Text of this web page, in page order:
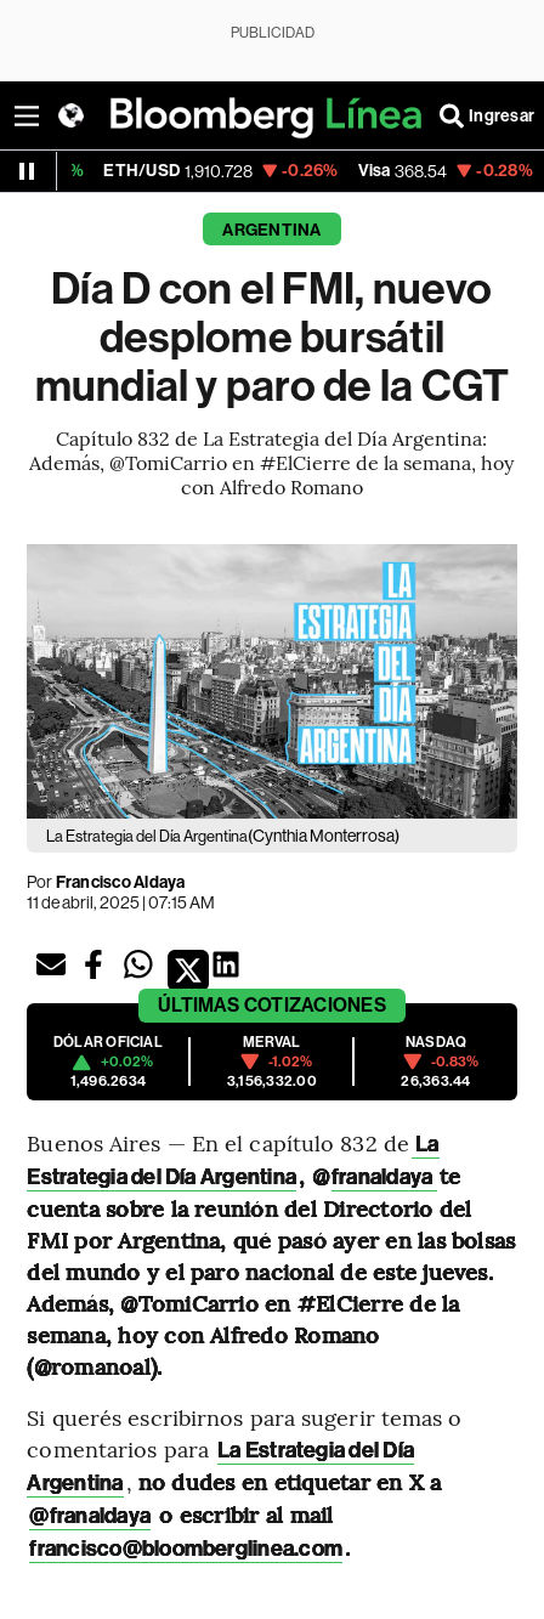
PUBLICIDAD
Ingresar
ETH/USD 1,910.728 -0.26% Visa 368.54 -0.28%
ARGENTINA
Día D con el FMI, nuevo
desplome bursátil
mundial y paro de la CGT
Capítulo 832 de La Estrategia del Día Argentina:
Además, @TomiCarrio en #ElCierre de la semana, hoy
con Alfredo Romano
La Estrategia del Día Argentina(Cynthia Monterrosa)
PorFrancisco Aldaya
11 de abril, 2025 | 07:15 AM
ÚLTIMAS COTIZACIONES
DÓLAR OFICIAL
+0.02%
1,496.2634
MERVAL
-1.02%
3,156,332.00
NASDAQ
-0.83%
26,363.44
Buenos Aires — En el capítulo 832 de La
Estrategia del Día Argentina, @franaldaya te
cuenta sobre la reunión del Directorio del
FMI por Argentina, qué pasó ayer en las bolsas
del mundo y el paro nacional de este jueves.
Además, @TomiCarrio en #ElCierre de la
semana, hoy con Alfredo Romano
(@romanoal).
Si querés escribirnos para sugerir temas o
comentarios para La Estrategia del Día
Argentina, no dudes en etiquetar en X a
@franaldaya o escribir al mail
francisco@bloomberglinea.com.